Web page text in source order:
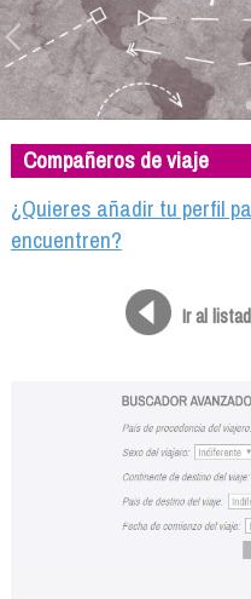
El proyecto
Blog
Viaja con nosotros
Camino solidario
Libros
Compañeros de viaje
Compañeros de viaje
¿Quieres añadir tu perfil
encuentren?
Ir al